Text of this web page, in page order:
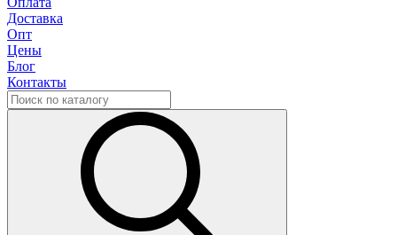
Доставка
Опт
Цены
Блог
Контакты